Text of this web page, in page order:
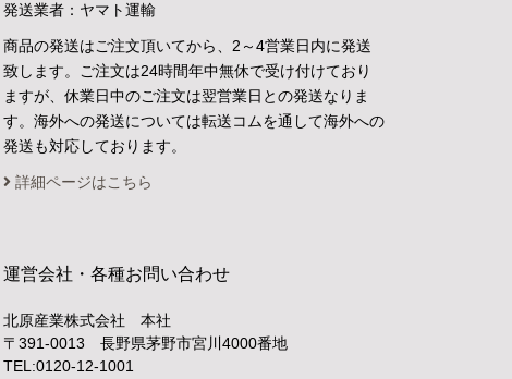
発送業者：ヤマト運輸
商品の発送はご注文頂いてから、2～4営業日内に発送
致します。ご注文は24時間年中無休で受け付けており
ますが、休業日中のご注文は翌営業日との発送なりま
す。海外への発送については転送コムを通して海外への
発送も対応しております。
詳細ページはこちら
運営会社・各種お問い合わせ
北原産業株式会社 本社
〒391-0013 長野県茅野市宮川4000番地
TEL:0120-12-1001